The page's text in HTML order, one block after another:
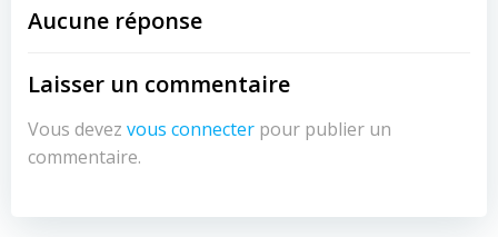
Aucune réponse
Laisser un commentaire
Vous devez vous connecter pour publier un
commentaire.